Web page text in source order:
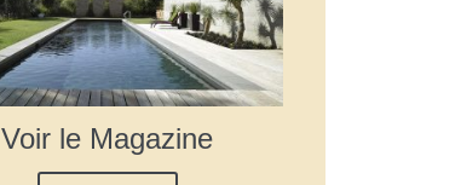
Voir le Magazine